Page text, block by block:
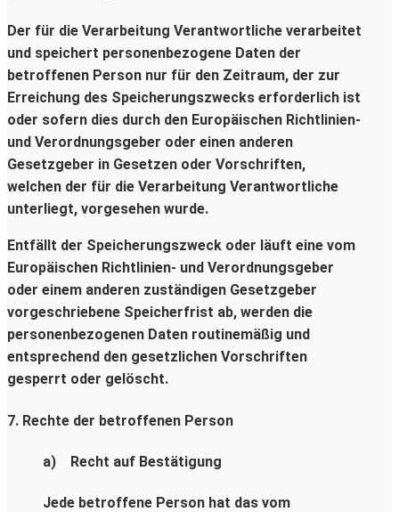
Der für die Verarbeitung Verantwortliche verarbeitet
und speichert personenbezogene Daten der
betroffenen Person nur für den Zeitraum, der zur
Erreichung des Speicherungszwecks erforderlich ist
oder sofern dies durch den Europäischen Richtlinien-
und Verordnungsgeber oder einen anderen
Gesetzgeber in Gesetzen oder Vorschriften,
welchen der für die Verarbeitung Verantwortliche
unterliegt, vorgesehen wurde.
Entfällt der Speicherungszweck oder läuft eine vom
Europäischen Richtlinien- und Verordnungsgeber
oder einem anderen zuständigen Gesetzgeber
vorgeschriebene Speicherfrist ab, werden die
personenbezogenen Daten routinemäßig und
entsprechend den gesetzlichen Vorschriften
gesperrt oder gelöscht.
7. Rechte der betroffenen Person
a) Recht auf Bestätigung
Jede betroffene Person hat das vom